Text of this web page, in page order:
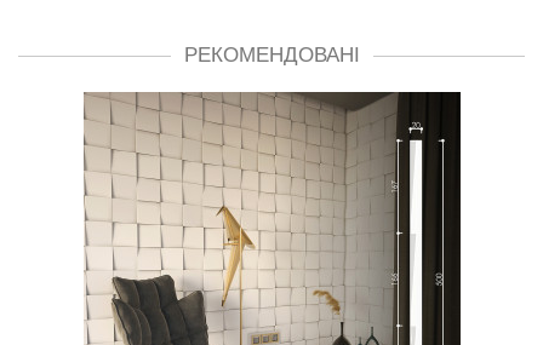
РЕКОМЕНДОВАНІ